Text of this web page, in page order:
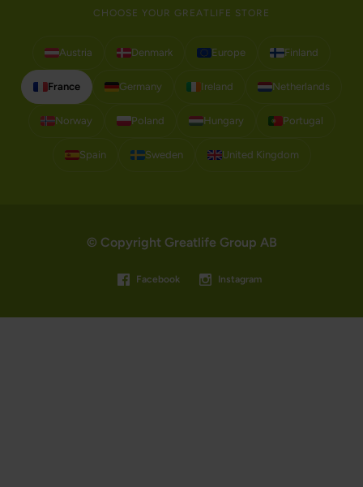
CHOOSE YOUR GREATLIFE STORE
Austria Denmark Europe Finland
France Germany Ireland Netherlands
Norway Poland Hungary Portugal
Spain Sweden United Kingdom
© Copyright Greatlife Group AB
Facebook Instagram